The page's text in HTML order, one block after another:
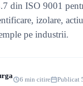
din ISO 9001
izolare,
pe industrii.
6 min citire Publicat